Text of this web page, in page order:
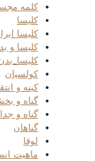
کلمه
کلیسا
کلیسا
کلیسا و
کولسیان
کینه و
گناه و
گناه و
گناهان
لوقا
ماهیت